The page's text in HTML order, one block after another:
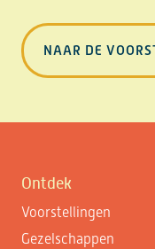
NAAR DE
Ontdek
Voorstellingen
Gezelschappen